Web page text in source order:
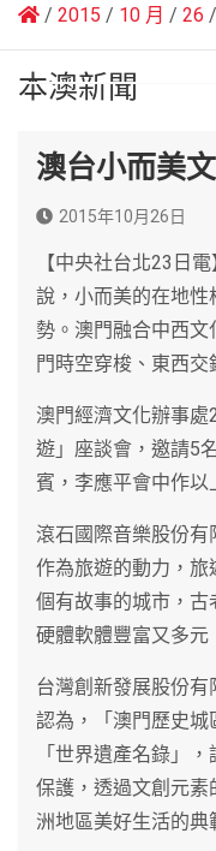
2015 10 月 26
本澳新聞
澳台小而美
2015年10月26日
【中央社台北23日
說，小而美的在地
勢。澳門融合中西
門時空穿梭、東西交
澳門經濟文化辦事
遊」座談會，邀請5
賓，李應平會中作以
滾石國際音樂股份
作為旅遊的動力，
個有故事的城市，古
硬體軟體豐富又多元
台灣創新發展股份有
認為，「澳門歷史
「世界遺產名錄」
保護，透過文創元
洲地區美好生活的典